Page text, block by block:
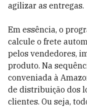
agilizar as entregas.
Em essência, o
calcule o frete
pelos vendedores,
produto. Na
conveniada à
de distribuição dos
clientes. Ou seja,